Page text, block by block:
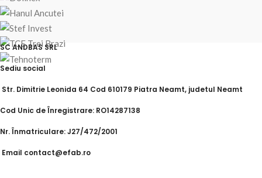
SC ANDBAS SRL
Sediu social
Str. Dimitrie Leonida 64 Cod 610179 Piatra Neamt, judetul Neamt
Cod Unic de Înregistrare: RO14287138
Nr. Înmatriculare: J27/472/2001
Email contact@efab.ro